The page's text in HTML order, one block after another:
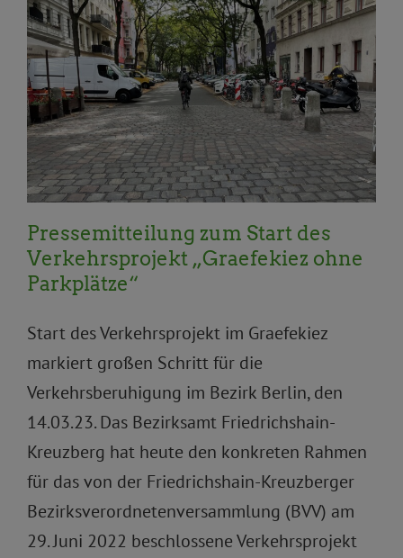
Aktuelles BVV Pressemitteilungen
Priorität
Topnews Verkehr und Mobilität
Pressemitteilung zum Start des
Verkehrsprojekt „Graefekiez ohne
Parkplätze“
Start des Verkehrsprojekt im Graefekiez
markiert großen Schritt für die
Verkehrsberuhigung im Bezirk Berlin, den
14.03.23. Das Bezirksamt Friedrichshain-
Kreuzberg hat heute den konkreten Rahmen
für das von der Friedrichshain-Kreuzberger
Bezirksverordnetenversammlung (BVV) am
29. Juni 2022 beschlossene Verkehrsprojekt